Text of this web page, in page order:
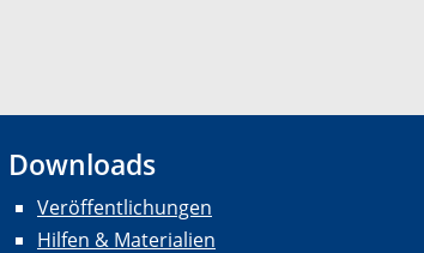
Downloads
Veröffentlichungen
Hilfen & Materialien